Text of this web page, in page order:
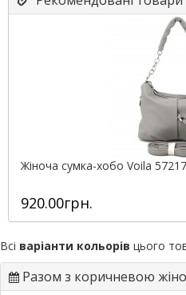
Жіноча сумка-хобо Voila
920.00грн.
Всі варіанти кольорів цього
Разом з коричневою